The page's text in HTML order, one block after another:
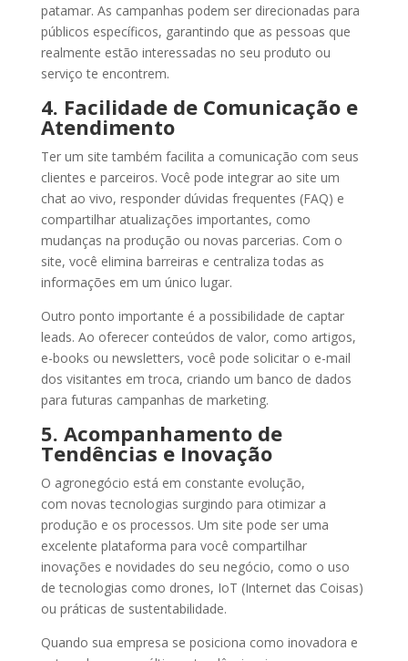
patamar. As campanhas podem ser direcionadas para
públicos específicos, garantindo que as pessoas que
realmente estão interessadas no seu produto ou
serviço te encontrem.
4. Facilidade de Comunicação e
Atendimento
Ter um site também facilita a comunicação com seus
clientes e parceiros. Você pode integrar ao site um
chat ao vivo, responder dúvidas frequentes (FAQ) e
compartilhar atualizações importantes, como
mudanças na produção ou novas parcerias. Com o
site, você elimina barreiras e centraliza todas as
informações em um único lugar.
Outro ponto importante é a possibilidade de captar
leads. Ao oferecer conteúdos de valor, como artigos,
e-books ou newsletters, você pode solicitar o e-mail
dos visitantes em troca, criando um banco de dados
para futuras campanhas de marketing.
5. Acompanhamento de
Tendências e Inovação
O agronegócio está em constante evolução,
com novas tecnologias surgindo para otimizar a
produção e os processos. Um site pode ser uma
excelente plataforma para você compartilhar
inovações e novidades do seu negócio, como o uso
de tecnologias como drones, IoT (Internet das Coisas)
ou práticas de sustentabilidade.
Quando sua empresa se posiciona como inovadora e